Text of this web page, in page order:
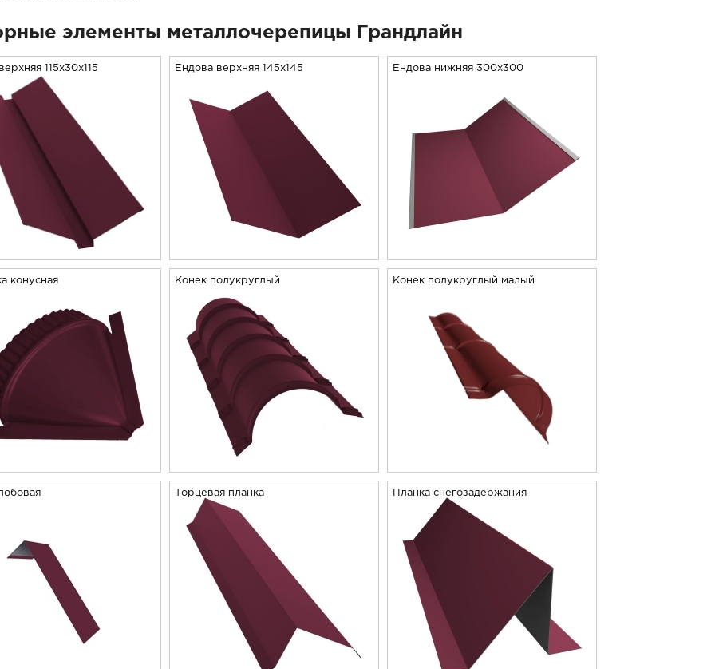
элементы металлочерепицы Грандлайн
115x30x115 Ендова верхняя 145х145 Ендова нижняя 300х300
конусная Конек полукруглый Конек полукруглый малый
Торцевая планка Планка снегозадержания